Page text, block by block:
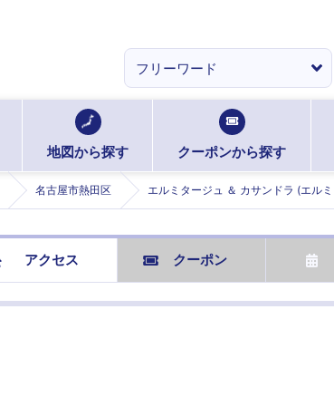
地図から探す クーポンから探す
名古屋市熱田区
アクセス クーポン